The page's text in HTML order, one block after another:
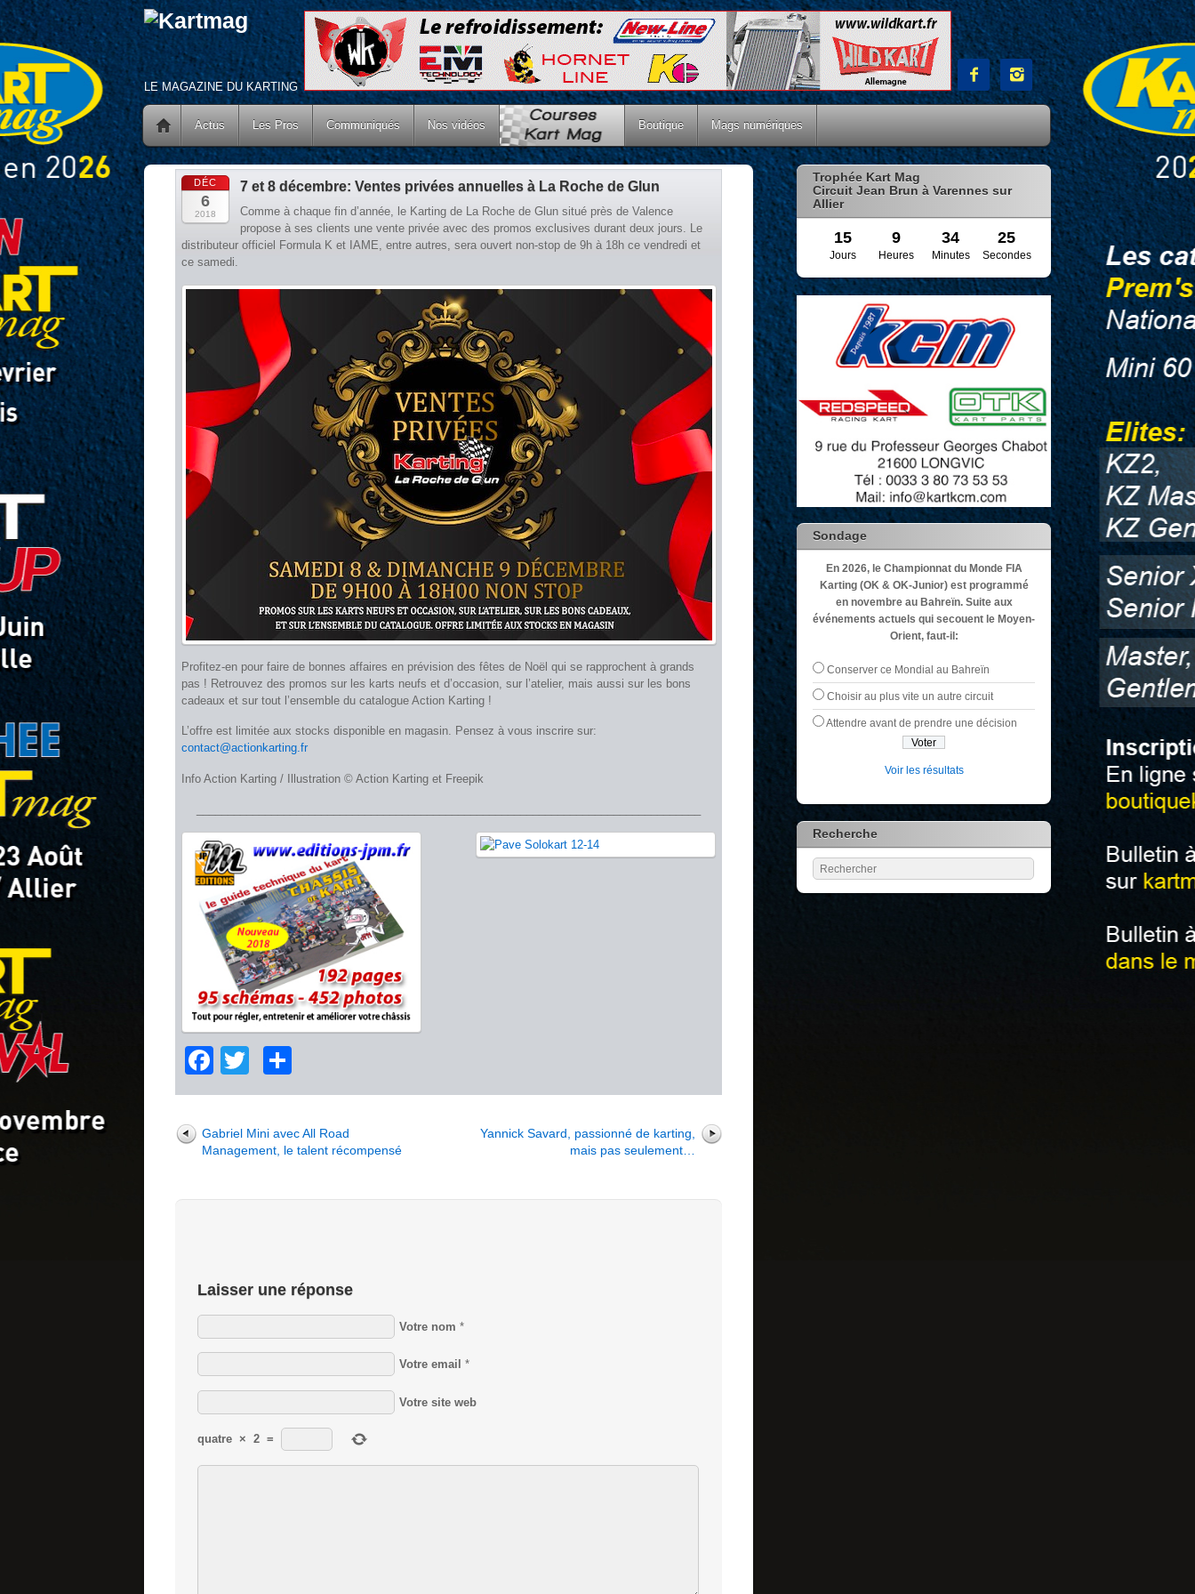
LE MAGAZINE DU KARTING
 
Actus Les Pros Communiqués Nos vidéos Boutique Mags numériques
DÉC
6
2018
7 et 8 décembre: Ventes privées annuelles à La Roche de Glun
Comme à chaque fin d’année, le Karting de La Roche de Glun situé près de Valence
propose à ses clients une vente privée avec des promos exclusives durant deux jours. Le
distributeur officiel Formula K et IAME, entre autres, sera ouvert non-stop de 9h à 18h ce vendredi et
ce samedi.
Profitez-en pour faire de bonnes affaires en prévision des fêtes de Noël qui se rapprochent à grands
pas ! Retrouvez des promos sur les karts neufs et d’occasion, sur l’atelier, mais aussi sur les bons
cadeaux et sur tout l’ensemble du catalogue Action Karting !
L’offre est limitée aux stocks disponible en magasin. Pensez à vous inscrire sur:
contact@actionkarting.fr
Info Action Karting / Illustration © Action Karting et Freepik
Facebook
Twitter
Gabriel Mini avec All Road
Management, le talent récompensé
Yannick Savard, passionné de karting,
mais pas seulement…
Laisser une réponse
Votre nom *
Votre email *
Votre site web
quatre × 2 =
Trophée Kart Mag
Circuit Jean Brun à Varennes sur
Allier
15 9 34 24
Jours Heures Minutes Secondes
Sondage
En 2026, le Championnat du Monde FIA
Karting (OK & OK-Junior) est programmé
en novembre au Bahreïn. Suite aux
événements actuels qui secouent le Moyen-
Orient, faut-il:
Conserver ce Mondial au Bahreïn
Choisir au plus vite un autre circuit
Attendre avant de prendre une décision
Voir les résultats
Recherche